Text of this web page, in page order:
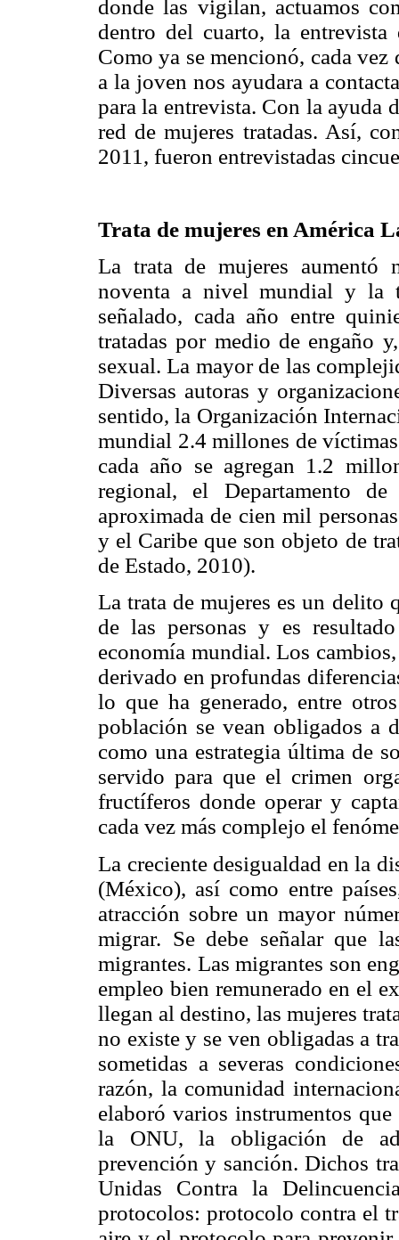
donde las vigilan, actuamos
dentro del cuarto, la
Como ya se mencionó, cada
a la joven nos ayudara a
para la entrevista. Con la ayuda
red de mujeres tratadas. Así,
2011, fueron entrevistadas
Trata de mujeres en América
La trata de mujeres aumentó
noventa a nivel mundial y la
señalado, cada año entre
tratadas por medio de engaño
sexual. La mayor de las
Diversas autoras y
sentido, la Organización
mundial 2.4 millones de
cada año se agregan 1.2
regional, el Departamento
aproximada de cien mil
y el Caribe que son objeto de
de Estado, 2010).
La trata de mujeres es un delito
de las personas y es
economía mundial. Los
derivado en profundas
lo que ha generado, entre
población se vean obligados a
como una estrategia última de
servido para que el crimen
fructíferos donde operar y
cada vez más complejo el
La creciente desigualdad en la
(México), así como entre
atracción sobre un mayor
migrar. Se debe señalar que
migrantes. Las migrantes son
empleo bien remunerado en el
llegan al destino, las mujeres
no existe y se ven obligadas a
sometidas a severas
razón, la comunidad
elaboró varios instrumentos
la ONU, la obligación de
prevención y sanción. Dichos
Unidas Contra la
protocolos: protocolo contra el